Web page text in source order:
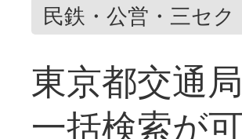
民鉄・公営・三セク
東京都交通
一括検索が